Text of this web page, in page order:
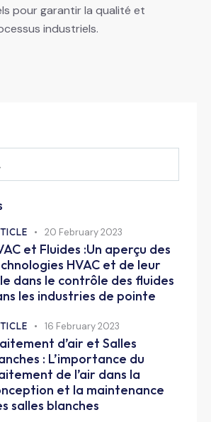
pour garantir la qualité et
industriels.
20 February 2023
et Fluides :Un aperçu des
HVAC et de leur
dans le contrôle des fluides
les industries de pointe
16 February 2023
d’air et Salles
: L’importance du
de l’air dans la
et la maintenance
salles blanches